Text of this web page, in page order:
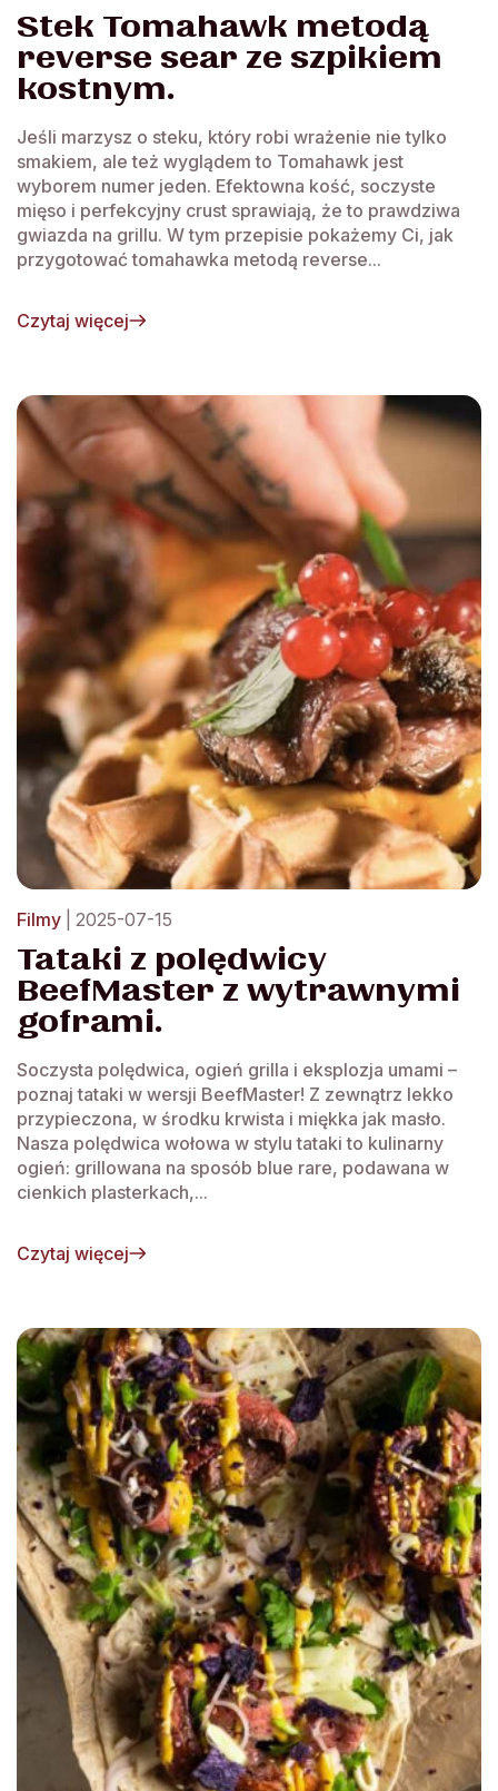
Stek Tomahawk metodą
reverse sear ze szpikiem
kostnym.
Jeśli marzysz o steku, który robi wrażenie nie tylko
smakiem, ale też wyglądem to Tomahawk jest
wyborem numer jeden. Efektowna kość, soczyste
mięso i perfekcyjny crust sprawiają, że to prawdziwa
gwiazda na grillu. W tym przepisie pokażemy Ci, jak
przygotować tomahawka metodą reverse...
Czytaj więcej
Filmy | 2025-07-15
Tataki z polędwicy
BeefMaster z wytrawnymi
goframi.
Soczysta polędwica, ogień grilla i eksplozja umami –
poznaj tataki w wersji BeefMaster! Z zewnątrz lekko
przypieczona, w środku krwista i miękka jak masło.
Nasza polędwica wołowa w stylu tataki to kulinarny
ogień: grillowana na sposób blue rare, podawana w
cienkich plasterkach,...
Czytaj więcej